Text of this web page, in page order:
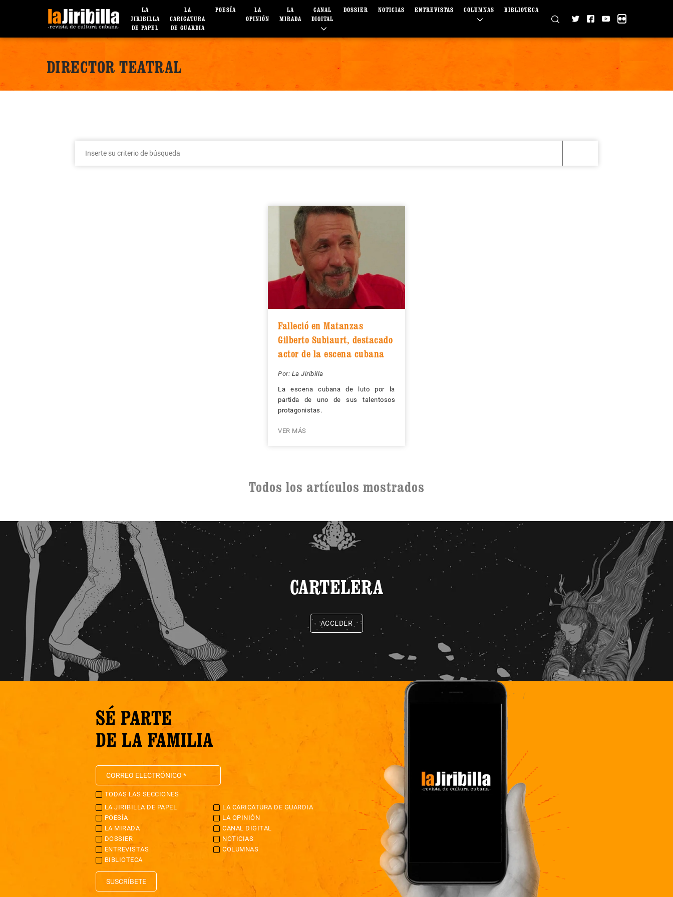
LA
JIRIBILLA
DE PAPEL
LA
CARICATURA
DE GUARDIA
POESÍA
LA
OPINIÓN
LA
MIRADA
CANAL
DIGITAL
DOSSIER NOTICIAS ENTREVISTAS COLUMNAS BIBLIOTECA
DIRECTOR TEATRAL
Falleció en Matanzas
Gilberto Subiaurt, destacado
actor de la escena cubana
Por: La Jiribilla
La escena cubana de luto por la
partida de uno de sus talentosos
protagonistas.
VER MÁS
Todos los artículos mostrados
CARTELERA
ACCEDER
SÉ PARTE
DE LA FAMILIA
TODAS LAS SECCIONES
LA JIRIBILLA DE PAPEL
LA CARICATURA DE GUARDIA
POESÍA
LA OPINIÓN
LA MIRADA
CANAL DIGITAL
DOSSIER
NOTICIAS
ENTREVISTAS
COLUMNAS
BIBLIOTECA
SUSCRÍBETE